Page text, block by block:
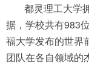
都灵理工大学
据，学校共有983
福大学发布的世界
团队在各自领域的